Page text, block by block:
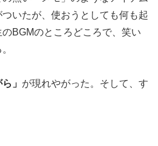
いたが、使おうとしても何も起
BGMのところどころで、笑い
」 が現れやがった。そして、す